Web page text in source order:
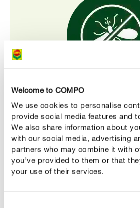
Welcome to COMPO
We use cookies to personalise
provide social media features and
We also share information about
with our social media, advertising
partners who may combine it with
you’ve provided to them or that
your use of their services.
Účinná ochrana proti škůdcům
COMPO ORGANIC GRANUPLANT®
napadení škůdci, jako jsou smutnice,
vývoj vašich rostlin.